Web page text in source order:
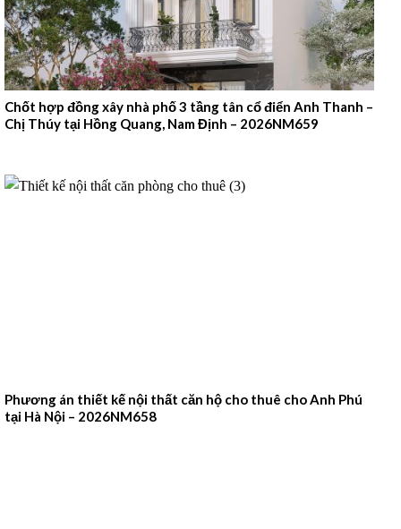
Chốt hợp đồng xây nhà phố 3 tầng tân cổ điển Anh Thanh –
Chị Thúy tại Hồng Quang, Nam Định – 2026NM659
Phương án thiết kế nội thất căn hộ cho thuê cho Anh Phú
tại Hà Nội – 2026NM658